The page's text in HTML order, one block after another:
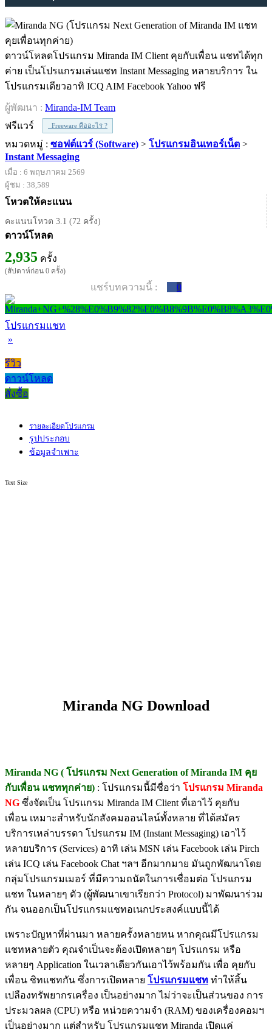
ดาวน์โหลดโปรแกรม Miranda IM Client คุยกับเพื่อน แชทได้ทุก
ค่าย เป็นโปรแกรมเล่นแชท Instant Messaging หลายบริการ ใน
โปรแกรมเดียวอาทิ ICQ AIM Facebook Yahoo ฟรี
ผู้พัฒนา : Miranda-IM Team
ฟรีแวร์
Freeware คืออะไร ?
หมวดหมู่ : ซอฟต์แวร์ (Software) > โปรแกรมอินเทอร์เน็ต >
Instant Messaging
เมื่อ : 6 พฤษภาคม 2569
ผู้ชม : 38,589
โหวตให้คะแนน
คะแนนโหวต 3.1 (72 ครั้ง)
ดาวน์โหลด
2,935 ครั้ง
(สัปดาห์ก่อน 0 ครั้ง)
แชร์บทความนี้ : 0
โปรแกรมแชท
»
รีวิว
ดาวน์โหลด
สั่งซื้อ
รายละเอียดโปรแกรม
รูปประกอบ
ข้อมูลจำเพาะ
Text Size
Miranda NG Download
Miranda NG ( โปรแกรม Next Generation of Miranda IM คุย
กับเพื่อน แชททุกค่าย) : โปรแกรมนี้มีชื่อว่า โปรแกรม Miranda
NG ซึ่งจัดเป็น โปรแกรม Miranda IM Client ที่เอาไว้ คุยกับ
เพื่อน เหมาะสำหรับนักสังคมออนไลน์ทั้งหลาย ที่ได้สมัคร
บริการเหล่าบรรดา โปรแกรม IM (Instant Messaging) เอาไว้
หลายบริการ (Services) อาทิ เล่น MSN เล่น Facebook เล่น Pirch
เล่น ICQ เล่น Facebook Chat ฯลฯ อีกมากมาย มันถูกพัฒนาโดย
กลุ่มโปรแกรมเมอร์ ที่มีความถนัดในการเชื่อมต่อ โปรแกรม
แชท ในหลายๆ ตัว (ผู้พัฒนาเขาเรียกว่า Protocol) มาพัฒนาร่วม
กัน จนออกเป็นโปรแกรมแชทอเนกประสงค์แบบนี้ได้
เพราะปัญหาที่ผ่านมา หลายครั้งหลายหน หากคุณมีโปรแกรม
แชทหลายตัว คุณจำเป็นจะต้องเปิดหลายๆ โปรแกรม หรือ
หลายๆ Application ในเวลาเดียวกันเอาไว้พร้อมกัน เพื่อ คุยกับ
เพื่อน ชิทแชทกัน ซึ่งการเปิดหลาย โปรแกรมแชท ทำให้สิ้น
เปลืองทรัพยากรเครื่อง เป็นอย่างมาก ไม่ว่าจะเป็นส่วนของ การ
ประมวลผล (CPU) หรือ หน่วยความจำ (RAM) ของเครื่องคอมฯ
เป็นอย่างมาก แต่สำหรับ โปรแกรมแชท Miranda เปิดแค่